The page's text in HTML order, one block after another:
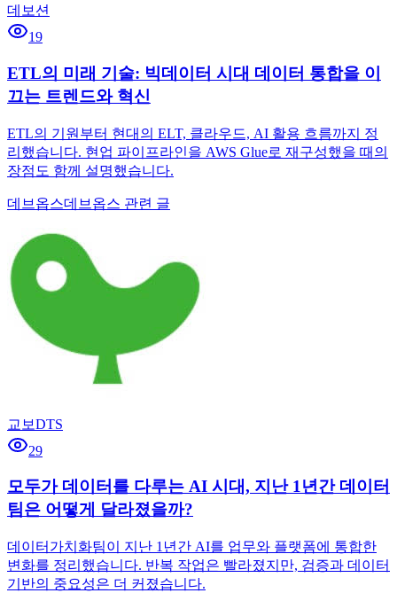
데보션
19
ETL의 미래 기술: 빅데이터 시대 데이터 통합을 이
끄는 트렌드와 혁신
ETL의 기원부터 현대의 ELT, 클라우드, AI 활용 흐름까지 정
리했습니다. 현업 파이프라인을 AWS Glue로 재구성했을 때의
장점도 함께 설명했습니다.
데브옵스데브옵스 관련 글
교보DTS
29
모두가 데이터를 다루는 AI 시대, 지난 1년간 데이터
팀은 어떻게 달라졌을까?
데이터가치화팀이 지난 1년간 AI를 업무와 플랫폼에 통합한
변화를 정리했습니다. 반복 작업은 빨라졌지만, 검증과 데이터
기반의 중요성은 더 커졌습니다.